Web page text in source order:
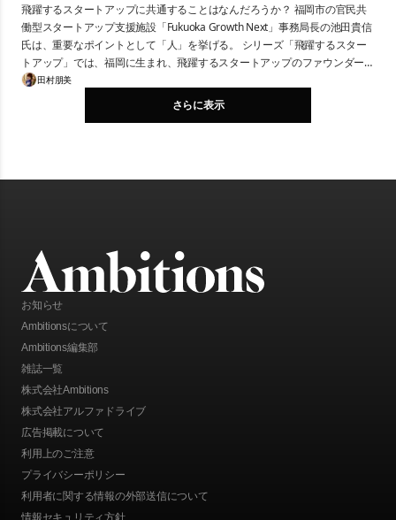
飛躍するスタートアップに共通することはなんだろうか？ 福岡市の官民共
働型スタートアップ支援施設「Fukuoka Growth Next」事務局長の池田貴信
氏は、重要なポイントとして「人」を挙げる。 シリーズ「飛躍するスター
トアップ」では、福岡に生まれ、飛躍するスタートアップのファウンダー、
その「人」に迫る。 第13回は、「日本・台湾発のAIで世界を切り拓く」を
テーマに掲げ、マーケティングクリエイティブ生成AI事業を展開する株式会
社OneAIの石川真也氏。創業時の事業からピボットに成功し、AIチャットマ
田村朋美
さらに表示
お知らせ
Ambitionsについて
Ambitions編集部
雑誌一覧
株式会社Ambitions
株式会社アルファドライブ
広告掲載について
利用上のご注意
プライバシーポリシー
利用者に関する情報の外部送信について
情報セキュリティ方針